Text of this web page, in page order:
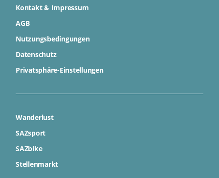
Kontakt & Impressum
AGB
Nutzungsbedingungen
Datenschutz
Privatsphäre-Einstellungen
Wanderlust
SAZsport
SAZbike
Stellenmarkt